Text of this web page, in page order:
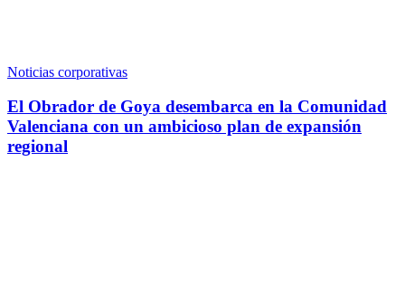
Noticias corporativas
El Obrador de Goya desembarca en la Comunidad
Valenciana con un ambicioso plan de expansión
regional